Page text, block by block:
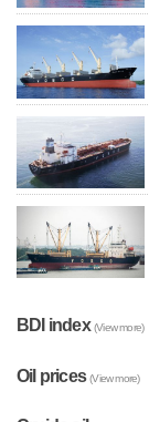
BDI index(View more)
Oil prices(View more)